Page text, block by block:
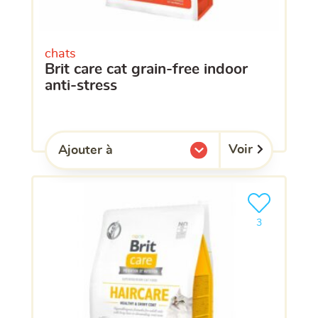
chats
brit care cat grain-free indoor
anti-stress
Ajouter à
l'une de mes listes. Voir
3
Ajouter le
clients ont